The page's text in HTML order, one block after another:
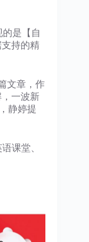
是【自
持的精
文章，作
一波新
静婷提
课堂、